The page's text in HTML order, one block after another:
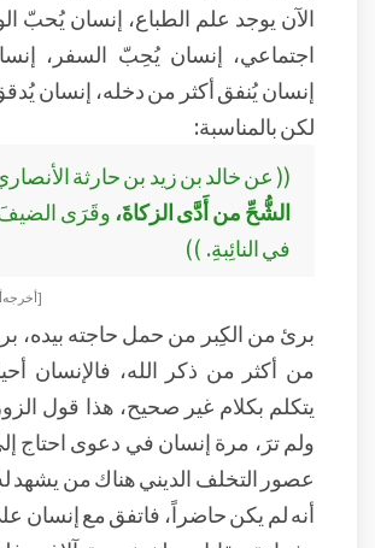
الآن يوجد علم الطباع، إنسان يُحبّ
اجتماعي، إنسان يُحِبّ السفر،
إنسان يُنفق أكثر من دخله، إنسان
لكن بالمناسبة:
(( عن خالد بن زيد بن حارثة
الشُّحِّ من أَدَّى الزكاةَ، وقَرَى
في النائِبةِ. ))
[ أخرجه
برئ من الكِبر من حمل حاجته بيده،
من أكثر من ذكر الله، فالإنسان
يتكلم بكلام غير صحيح، هذا قول
ولم ترَ، مرة إنسان في دعوى احتاج
عصور التخلف الديني هناك من يشهد
أنه لم يكن حاضراً، فاتفق مع إنسان